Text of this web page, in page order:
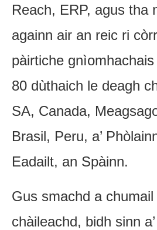
Reach, ERP, agus tha
againn air an reic ri
pàirtiche
80 dùthaich le deagh
SA, Canada,
Brasil, Peru, a’
Eadailt, an Spàinn.
Gus smachd a chumail
chàileachd, bidh sinn